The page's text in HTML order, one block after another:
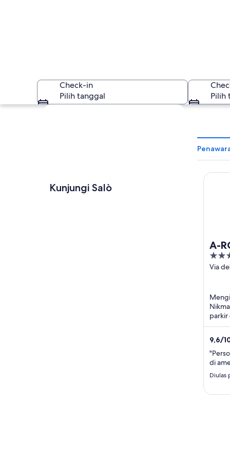
Check-in
Pilih tanggal
Pilih
Jelajahi peta
Kunjungi Salò
A-
5
out
Via
parkir
9,6/
di
Diulas
A-